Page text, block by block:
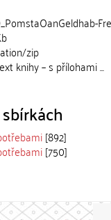
zip
knihy – s přílohami ...
[892]
[750]